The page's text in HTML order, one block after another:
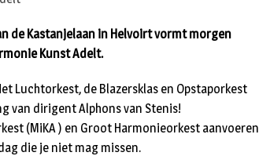
de Kastanjelaan in Helvoirt vormt morgen
Kunst Adelt.
Luchtorkest, de Blazersklas en Opstaporkest
van dirigent Alphons van Stenis!
(MiKA ) en Groot Harmonieorkest aanvoeren
die je niet mag missen.